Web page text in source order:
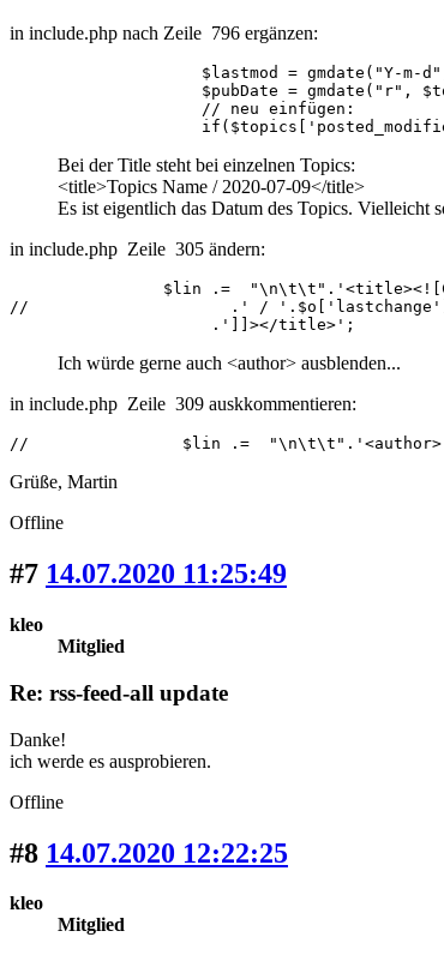
in include.php nach Zeile 796 ergänzen:
$lastmod = gmdate("Y-m-
$pubDate = gmdate("r",
                    // neu einfügen:
Bei der Title steht bei einzelnen Topics:
<title>Topics Name / 2020-07-09</title>
Es ist eigentlich das Datum des Topics. Vielleicht
in include.php Zeile 305 ändern:
$lin .=
//                     .' /
                     .']]></title>';
Ich würde gerne auch <author> ausblenden...
in include.php Zeile 309 auskkommentieren:
//                $lin .=
Grüße, Martin
Offline
#7 14.07.2020 11:25:49
kleo
Mitglied
Re: rss-feed-all update
Danke!
ich werde es ausprobieren.
Offline
#8 14.07.2020 12:22:25
kleo
Mitglied